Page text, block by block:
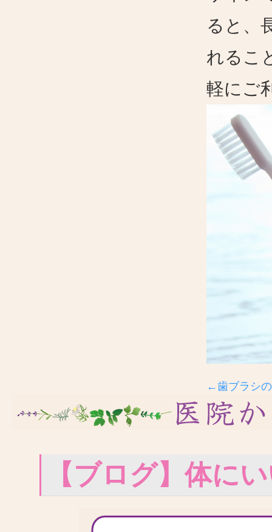
ると、
れるこ
軽にご
←歯ブラシ
【ブログ】体に